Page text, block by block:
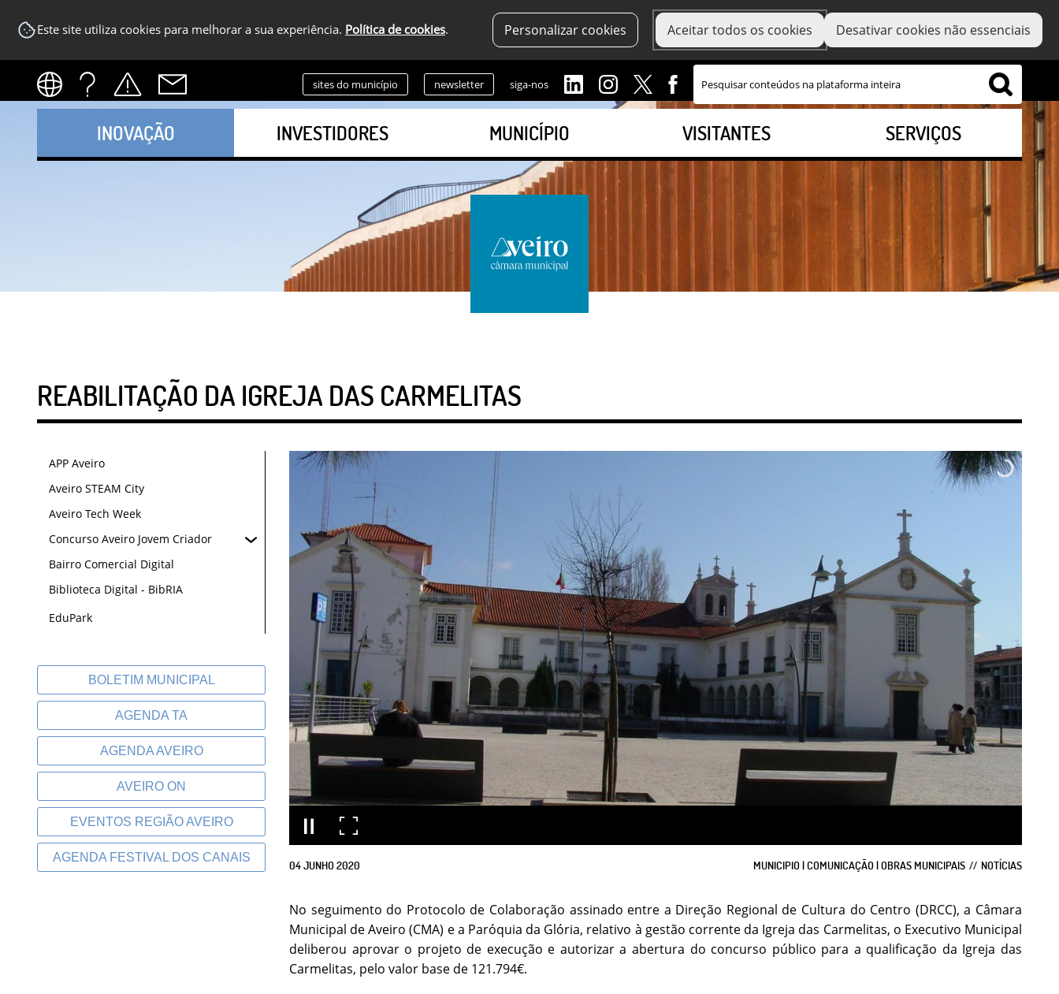
Este site utiliza cookies para melhorar a sua experiência. Política de cookies. Personalizar cookies Aceitar todos os cookies Desativar cookies não essenciais
sites do município newsletter siga-nos
INOVAÇÃO INVESTIDORES MUNICÍPIO VISITANTES SERVIÇOS
REABILITAÇÃO DA IGREJA DAS CARMELITAS
APP Aveiro
Aveiro STEAM City
Aveiro Tech Week
Concurso Aveiro Jovem Criador
Bairro Comercial Digital
Biblioteca Digital - BibRIA
EduPark
BOLETIM MUNICIPAL
AGENDA TA
AGENDA AVEIRO
AVEIRO ON
EVENTOS REGIÃO AVEIRO
AGENDA FESTIVAL DOS CANAIS
04JUNHO2020 MUNICIPIO | COMUNICAÇÃO | OBRAS MUNICIPAIS NOTÍCIAS
No seguimento do Protocolo de Colaboração assinado entre a Direção Regional de Cultura do Centro (DRCC), a Câmara
Municipal de Aveiro (CMA) e a Paróquia da Glória, relativo à gestão corrente da Igreja das Carmelitas, o Executivo Municipal
deliberou aprovar o projeto de execução e autorizar a abertura do concurso público para a qualificação da Igreja das
Carmelitas, pelo valor base de 121.794€.